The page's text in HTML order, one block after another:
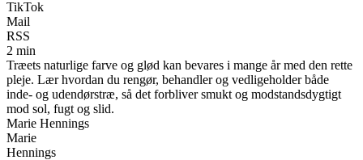
TikTok
Mail
RSS
2 min
Træets naturlige farve og glød kan bevares i mange år med den rette
pleje. Lær hvordan du rengør, behandler og vedligeholder både
inde- og udendørstræ, så det forbliver smukt og modstandsdygtigt
mod sol, fugt og slid.
Marie Hennings
Marie
Hennings